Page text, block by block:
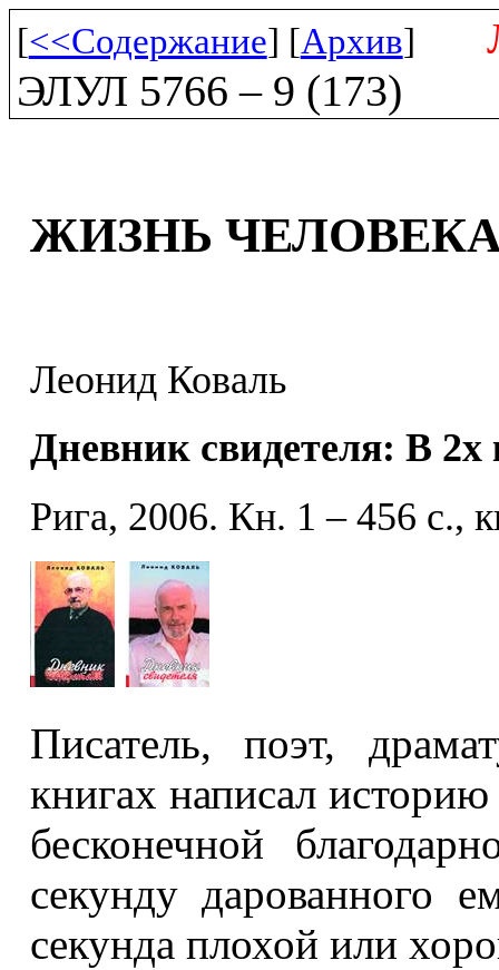
[<<Содержание] [Архив]
ЭЛУЛ 5766 – 9 (173)
ЖИЗНЬ
Леонид Коваль
Дневник свидетеля: В 2­х
Рига, 2006. Кн. 1 – 456 с.,
Писатель, поэт,
книгах написал
бесконечной
секунду дарованного
секунда плохой или